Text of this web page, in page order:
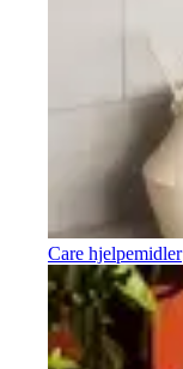
Care hjelpemidler